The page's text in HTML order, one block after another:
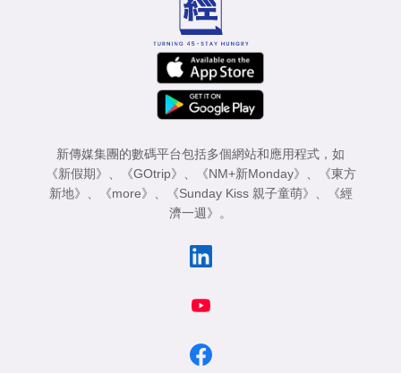
新傳媒集團的數碼平台包括多個網站和應用程式，如
《新假期》
《GOtrip》 《NM+新Monday》
《東方
新地》
《more》 《Sunday Kiss 親子童萌》
《經
濟一週》
。